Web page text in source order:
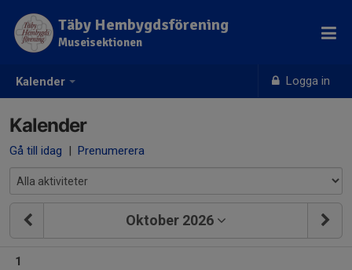
Kalender Logga in
Täby Hembygdsförening
Museisektionen
Kalender
Gå till idag | Prenumerera
Oktober 2026
1